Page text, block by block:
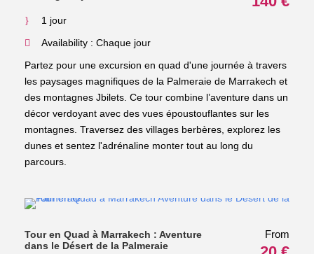
1 jour
Availability : Chaque jour
Partez pour une excursion en quad d'une journée à travers
les paysages magnifiques de la Palmeraie de Marrakech et
des montagnes Jbilets. Ce tour combine l’aventure dans un
décor verdoyant avec des vues époustouflantes sur les
montagnes. Traversez des villages berbères, explorez les
dunes et sentez l'adrénaline monter tout au long du
parcours.
Tour en Quad à Marrakech : Aventure
dans le Désert de la Palmeraie
From